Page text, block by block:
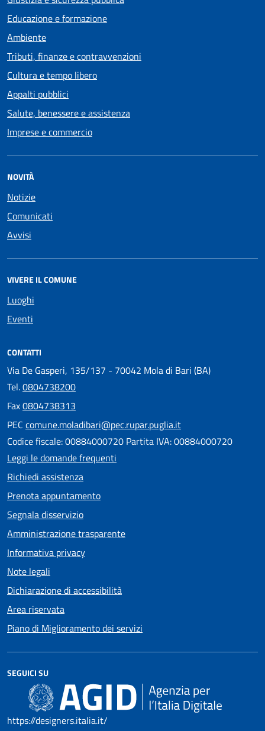
Educazione e formazione
Ambiente
Tributi, finanze e contravvenzioni
Cultura e tempo libero
Appalti pubblici
Salute, benessere e assistenza
Imprese e commercio
NOVITÀ
Notizie
Comunicati
Avvisi
VIVERE IL COMUNE
Luoghi
Eventi
CONTATTI
Via De Gasperi, 135/137 - 70042 Mola di Bari (BA)
Tel.0804738200
Fax0804738313
PEC comune.moladibari@pec.rupar.puglia.it
Codice fiscale: 00884000720 Partita IVA: 00884000720
Leggi le domande frequenti
Richiedi assistenza
Prenota appuntamento
Segnala disservizio
Amministrazione trasparente
Informativa privacy
Note legali
Dichiarazione di accessibilità
Area riservata
Piano di Miglioramento dei servizi
SEGUICI SU
https://designers.italia.it/